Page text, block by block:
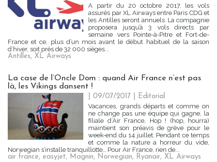
A partir du 20 octobre 2017, les vols
assurés par XL Airways entre Paris CDG et
les Antilles seront annuels. La compagnie
proposera jusqu’à 3 vols directs par
semaine vers Pointe-à-Pitre et Fort-de-
France et ce, plus d’un mois avant le début habituel de la saison
d’hiver, soit près de 32 000 sièges...
Antilles, XL Airways
La case de l’Oncle Dom : quand Air France n’est pas
là, les Vikings dansent !
| 09/07/2017
Editorial
Vacances, grands départs et comme on
ne change pas une équipe qui gagne, la
filiale d’Air France, Hop ! (hop, hourra)
maintient son préavis de grève pour le
week-end du 14 juillet. Pendant ce temps
et comme la nature a horreur du vide,
Norwegian s’installe tranquillotte… Pour Air France, rien de...
air france, easyjet, Magnin, Norwegian, Ryanair, XL Airways